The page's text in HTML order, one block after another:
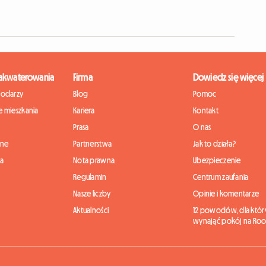
mieszkania
Firma
Blog
Kariera
Prasa
Partnerstwa
Nota prawna
Regulamin
Nasze liczby
Aktualności
Dowiedz się więcej
Pomoc
Kontakt
O nas
Jak to działa?
Ubezpieczenie
Centrum zaufania
Opinie i komentarze
12 powodów, dla
wynająć pokój na